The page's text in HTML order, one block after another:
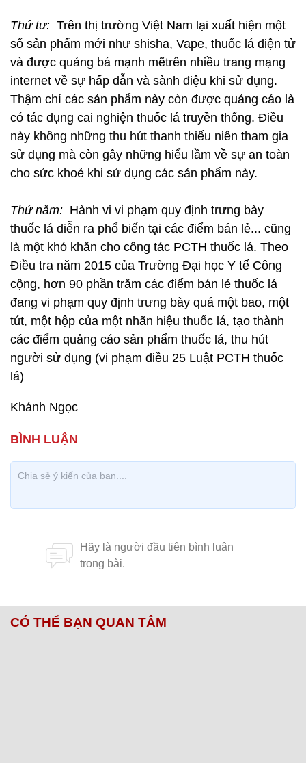
Thứ tư: Trên thị trường Việt Nam lại xuất hiện một
số sản phẩm mới như shisha, Vape, thuốc lá điện tử
và được quảng bá mạnh mẽtrên nhiều trang mạng
internet về sự hấp dẫn và sành điệu khi sử dụng.
Thậm chí các sản phẩm này còn được quảng cáo là
có tác dụng cai nghiện thuốc lá truyền thống. Điều
này không những thu hút thanh thiếu niên tham gia
sử dụng mà còn gây những hiểu lầm về sự an toàn
cho sức khoẻ khi sử dụng các sản phẩm này.
Thứ năm: Hành vi vi phạm quy định trưng bày
thuốc lá diễn ra phổ biến tại các điểm bán lẻ... cũng
là một khó khăn cho công tác PCTH thuốc lá. Theo
Điều tra năm 2015 của Trường Đại học Y tế Công
cộng, hơn 90 phần trăm các điểm bán lẻ thuốc lá
đang vi phạm quy định trưng bày quá một bao, một
tút, một hộp của một nhãn hiệu thuốc lá, tạo thành
các điểm quảng cáo sản phẩm thuốc lá, thu hút
người sử dụng (vi phạm điều 25 Luật PCTH thuốc
lá)
Khánh Ngọc
CÓ THỂ BẠN QUAN TÂM